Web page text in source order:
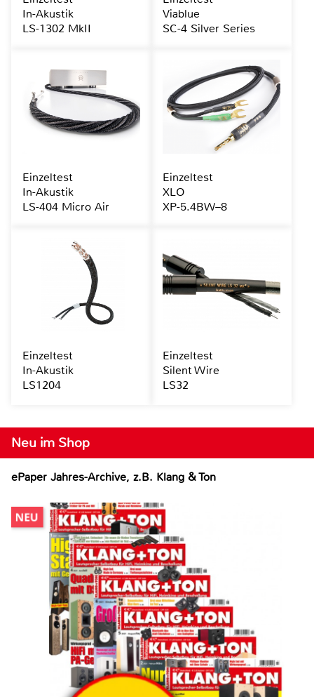
Neu im Shop
ePaper Jahres-Archive, z.B. Klang & Ton
In-Akustik
LS-1302 MkII
Viablue
SC-4 Silver Series
Einzeltest
In-Akustik
LS-404 Micro Air
Einzeltest
XLO
XP-5.4BW–8
Einzeltest
In-Akustik
LS1204
Einzeltest
Silent Wire
LS32